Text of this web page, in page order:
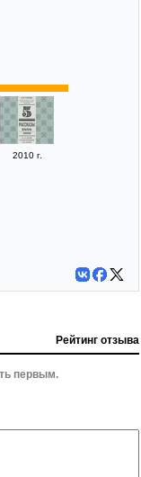
2010 г.
Рейтинг отзыва
первым.